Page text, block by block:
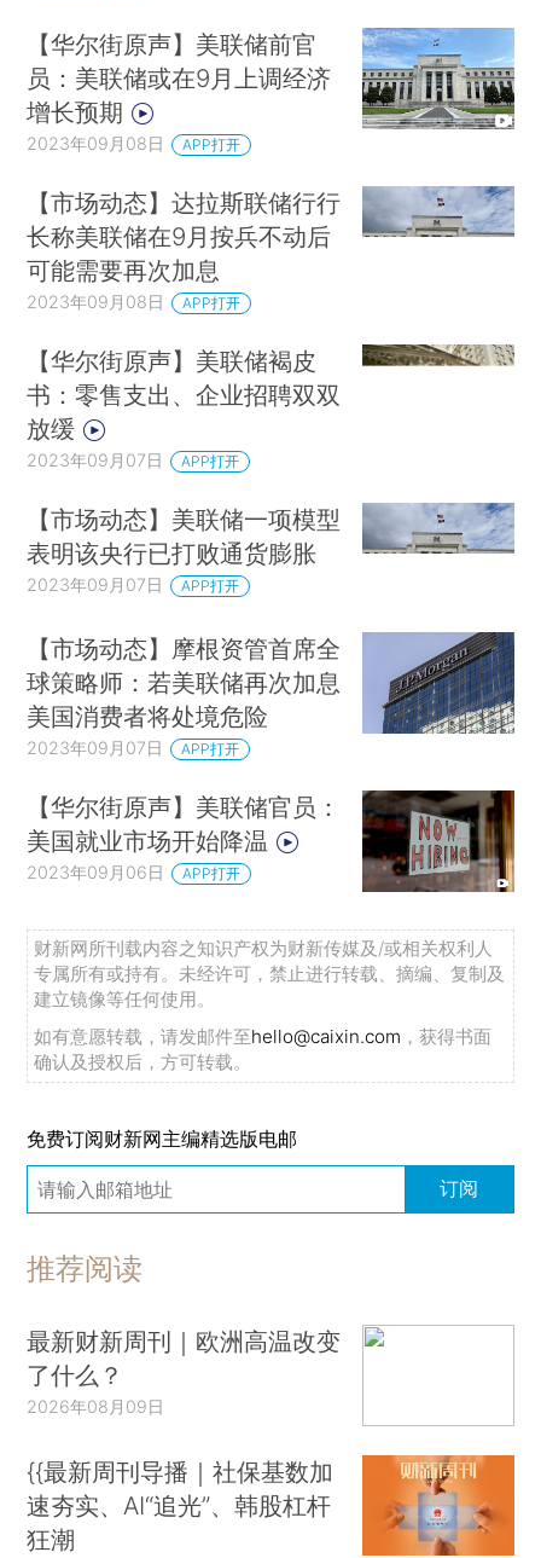
【华尔街原声】美联储前官
员：美联储或在9月上调经济
增长预期
2023年09月08日 APP打开
【市场动态】达拉斯联储行行
长称美联储在9月按兵不动后
可能需要再次加息
2023年09月08日 APP打开
【华尔街原声】美联储褐皮
书：零售支出、企业招聘双双
放缓
2023年09月07日 APP打开
【市场动态】美联储一项模型
表明该央行已打败通货膨胀
2023年09月07日 APP打开
【市场动态】摩根资管首席全
球策略师：若美联储再次加息
美国消费者将处境危险
2023年09月07日 APP打开
【华尔街原声】美联储官员：
美国就业市场开始降温
2023年09月06日 APP打开
财新网所刊载内容之知识产权为财新传媒及/或相关权利人
专属所有或持有。未经许可，禁止进行转载、摘编、复制及
建立镜像等任何使用。
如有意愿转载，请发邮件至hello@caixin.com ，获得书面
确认及授权后，方可转载。
免费订阅财新网主编精选版电邮
订阅
推荐阅读
最新财新周刊｜欧洲高温改变
了什么？
2026年08月09日
{{最新周刊导播｜社保基数加
速夯实、AI“追光”、韩股杠杆
狂潮